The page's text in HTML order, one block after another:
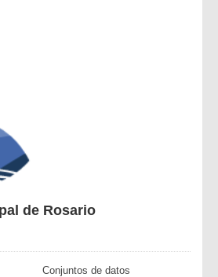
de Rosario
Conjuntos de datos